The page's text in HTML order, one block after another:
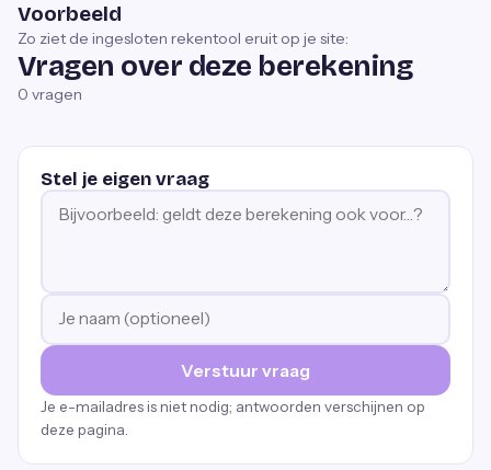
Voorbeeld
Zo ziet de ingesloten rekentool eruit op je site:
Vragen over deze berekening
0 vragen
Stel je eigen vraag
Verstuur vraag
Je e-mailadres is niet nodig; antwoorden verschijnen op
deze pagina.